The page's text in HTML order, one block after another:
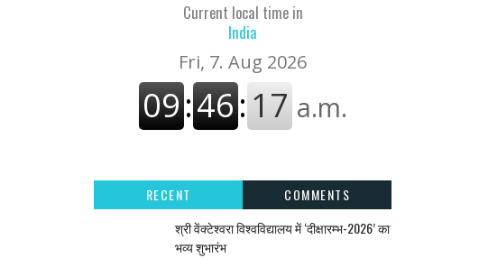
Current local time in
India
RECENT
COMMENTS
श्री वेंक्टेश्वरा विश्वविद्यालय में ‘दीक्षारम्भ-2026’ का
भव्य शुभारंभ